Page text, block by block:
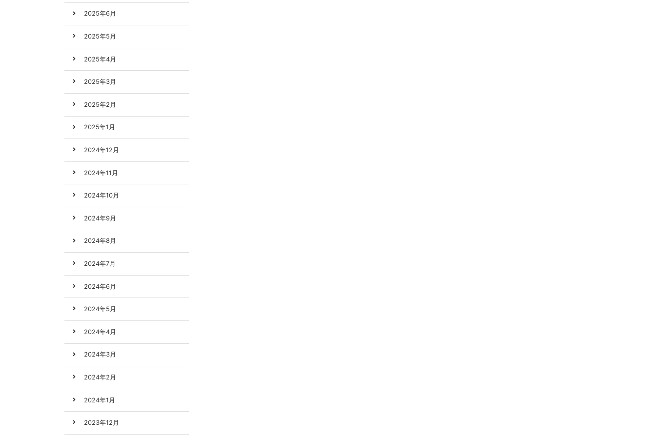
2025年6月
2025年5月
2025年4月
2025年3月
2025年2月
2025年1月
2024年12月
2024年11月
2024年10月
2024年9月
2024年8月
2024年7月
2024年6月
2024年5月
2024年4月
2024年3月
2024年2月
2024年1月
2023年12月